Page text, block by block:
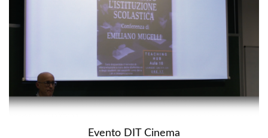
Evento DIT Cinema